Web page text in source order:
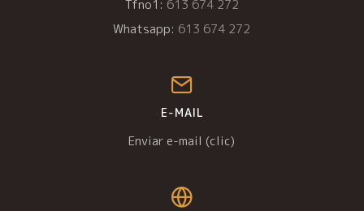
Tfno1: 613 674 272
Whatsapp: 613 674 272
E-MAIL
Enviar e-mail (clic)